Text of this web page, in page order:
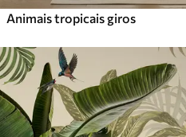
Animais tropicais giros